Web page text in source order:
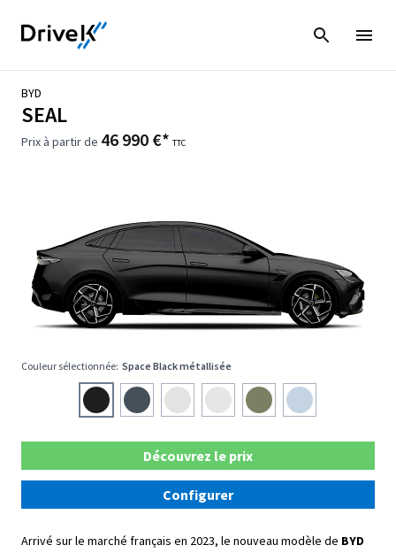
BYD
SEAL
Prix à partir de 46 990 €* TTC
Couleur sélectionnée: Space Black métallisée
Découvrez le prix
Configurer
Arrivé sur le marché français en 2023, le nouveau modèle de BYD